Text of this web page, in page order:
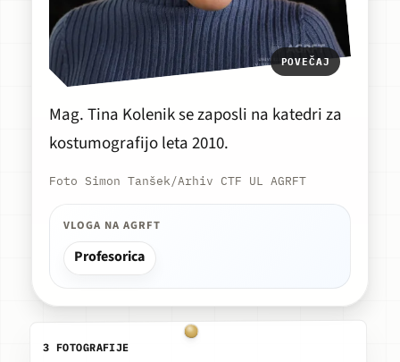
POVEČAJ
Mag. Tina Kolenik se zaposli na katedri za
kostumografijo leta 2010.
Foto Simon Tanšek/Arhiv CTF UL AGRFT
VLOGA NA AGRFT
Profesorica
3 FOTOGRAFIJE